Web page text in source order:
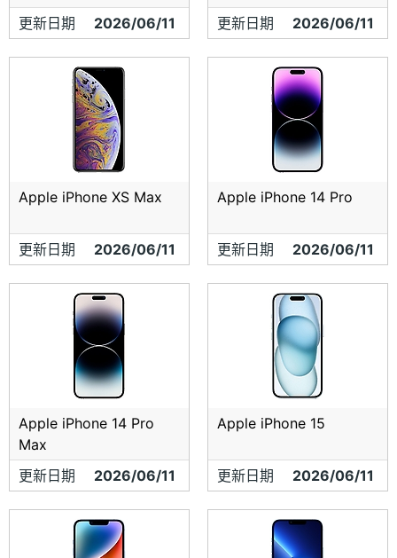
更新日期 2026/06/11 更新日期 2026/06/11
Apple iPhone XS Max
更新日期 2026/06/11
Apple iPhone 14 Pro
更新日期 2026/06/11
Apple iPhone 14 Pro
Max
更新日期
2026/06/11
Apple iPhone 15
更新日期 2026/06/11